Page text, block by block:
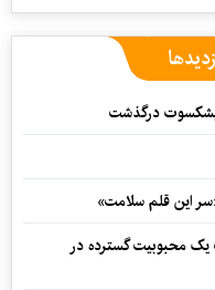
پیشکسوت درگذشت
یک محبوبیت گسترده در